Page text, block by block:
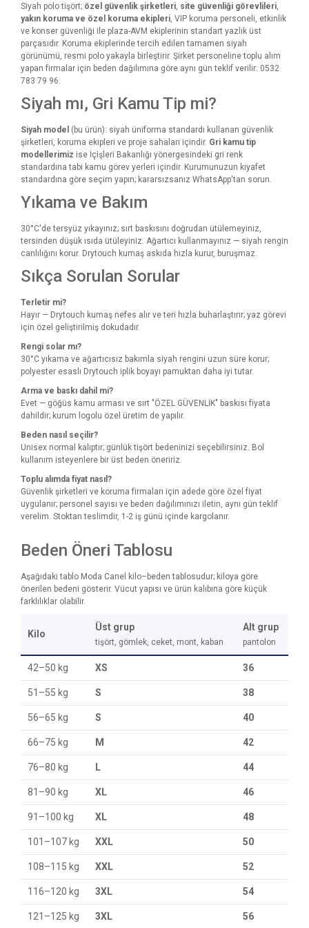
Siyah polo tişört; özel güvenlik şirketleri, site güvenliği görevlileri,
yakın koruma ve özel koruma ekipleri, VIP koruma personeli, etkinlik
ve konser güvenliği ile plaza-AVM ekiplerinin standart yazlık üst
parçasıdır. Koruma ekiplerinde tercih edilen tamamen siyah
görünümü, resmi polo yakayla birleştirir. Şirket personeline toplu alım
yapan firmalar için beden dağılımına göre aynı gün teklif verilir: 0532
783 79 96.
Siyah mı, Gri Kamu Tip mi?
Siyah model (bu ürün): siyah üniforma standardı kullanan güvenlik
şirketleri, koruma ekipleri ve proje sahaları içindir. Gri kamu tip
modellerimiz ise İçişleri Bakanlığı yönergesindeki gri renk
standardına tabi kamu görev yerleri içindir. Kurumunuzun kıyafet
standardına göre seçim yapın; kararsızsanız WhatsApp'tan sorun.
Yıkama ve Bakım
30°C'de tersyüz yıkayınız; sırt baskısını doğrudan ütülemeyiniz,
tersinden düşük ısıda ütüleyiniz. Ağartıcı kullanmayınız — siyah rengin
canlılığını korur. Drytouch kumaş askıda hızla kurur, buruşmaz.
Sıkça Sorulan Sorular
Terletir mi?
Hayır — Drytouch kumaş nefes alır ve teri hızla buharlaştırır; yaz görevi
için özel geliştirilmiş dokudadır.
Rengi solar mı?
30°C yıkama ve ağartıcısız bakımla siyah rengini uzun süre korur;
polyester esaslı Drytouch iplik boyayı pamuktan daha iyi tutar.
Arma ve baskı dahil mi?
Evet — göğüs kamu arması ve sırt "ÖZEL GÜVENLİK" baskısı fiyata
dahildir; kurum logolu özel üretim de yapılır.
Beden nasıl seçilir?
Unisex normal kalıptır; günlük tişört bedeninizi seçebilirsiniz. Bol
kullanım isteyenlere bir üst beden öneririz.
Toplu alımda fiyat nasıl?
Güvenlik şirketleri ve koruma firmaları için adede göre özel fiyat
uygulanır; personel sayısı ve beden dağılımınızı iletin, aynı gün teklif
verelim. Stoktan teslimdir, 1-2 iş günü içinde kargolanır.
Beden Öneri Tablosu
Aşağıdaki tablo Moda Canel kilo–beden tablosudur; kiloya göre
önerilen bedeni gösterir. Vücut yapısı ve ürün kalıbına göre küçük
farklılıklar olabilir.
Kilo
Üst grup
tişört, gömlek, ceket, mont, kaban
Alt grup
pantolon
42–50 kg XS 36
51–55 kg S 38
56–65 kg S 40
66–75 kg M 42
76–80 kg L 44
81–90 kg XL 46
91–100 kg XL 48
101–107 kg XXL 50
108–115 kg XXL 52
116–120 kg 3XL 54
121–125 kg 3XL 56